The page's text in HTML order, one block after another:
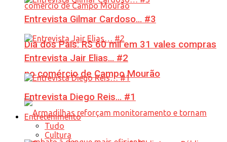
Dia dos Pais: R$ 60 mil em 31 vales compras
no comércio de Campo Mourão
Entrevista Gilmar Cardoso… #3
Entrevista Jair Elias… #2
Entrevista Diego Reis… #1
Entretenimento
Tudo
Cultura